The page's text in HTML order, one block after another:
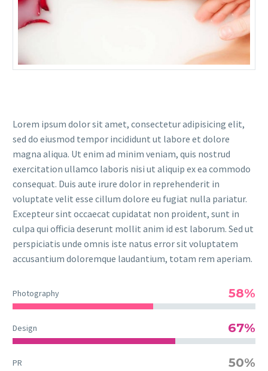
Lorem ipsum dolor sit amet, consectetur adipisicing elit,
sed do eiusmod tempor incididunt ut labore et dolore
magna aliqua. Ut enim ad minim veniam, quis nostrud
exercitation ullamco laboris nisi ut aliquip ex ea commodo
consequat. Duis aute irure dolor in reprehenderit in
voluptate velit esse cillum dolore eu fugiat nulla pariatur.
Excepteur sint occaecat cupidatat non proident, sunt in
culpa qui officia deserunt mollit anim id est laborum. Sed ut
perspiciatis unde omnis iste natus error sit voluptatem
accusantium doloremque laudantium, totam rem aperiam.
Photography 58%
Design 67%
PR 50%